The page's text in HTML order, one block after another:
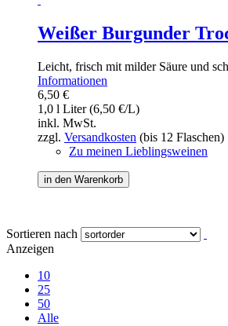
Weißer Burgunder
Leicht, frisch mit milder Säure und
Informationen
6,50 €
1,0 l Liter (6,50 €/L)
inkl. MwSt.
zzgl. Versandkosten (bis 12 Flaschen)
Zu meinen Lieblingsweinen
in den Warenkorb
Sortieren nach
Anzeigen
10
25
50
Alle